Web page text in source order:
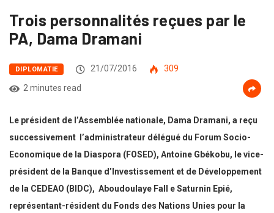
Trois personnalités reçues par le
PA, Dama Dramani
DIPLOMATIE 21/07/2016
309
2 minutes read
Le président de l’Assemblée nationale, Dama Dramani, a reçu
successivement l’administrateur délégué du Forum Socio-
Economique de la Diaspora (FOSED), Antoine Gbékobu, le vice-
président de la Banque d’Investissement et de Développement
de la CEDEAO (BIDC), Aboudoulaye Fall e Saturnin Epié,
représentant-résident du Fonds des Nations Unies pour la